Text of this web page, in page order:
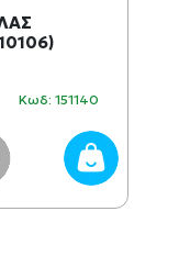
Κωδ: 151140